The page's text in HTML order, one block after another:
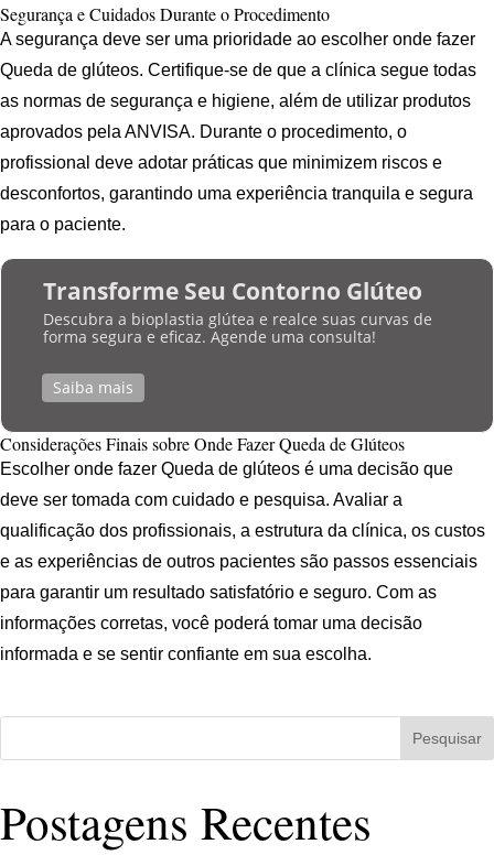
Segurança e Cuidados Durante o Procedimento
A segurança deve ser uma prioridade ao escolher onde fazer
Queda de glúteos. Certifique-se de que a clínica segue todas
as normas de segurança e higiene, além de utilizar produtos
aprovados pela ANVISA. Durante o procedimento, o
profissional deve adotar práticas que minimizem riscos e
desconfortos, garantindo uma experiência tranquila e segura
para o paciente.
Transforme Seu Contorno Glúteo
Descubra a bioplastia glútea e realce suas curvas de
forma segura e eficaz. Agende uma consulta!
Saiba mais
Considerações Finais sobre Onde Fazer Queda de Glúteos
Escolher onde fazer Queda de glúteos é uma decisão que
deve ser tomada com cuidado e pesquisa. Avaliar a
qualificação dos profissionais, a estrutura da clínica, os custos
e as experiências de outros pacientes são passos essenciais
para garantir um resultado satisfatório e seguro. Com as
informações corretas, você poderá tomar uma decisão
informada e se sentir confiante em sua escolha.
Pesquisar
Postagens Recentes